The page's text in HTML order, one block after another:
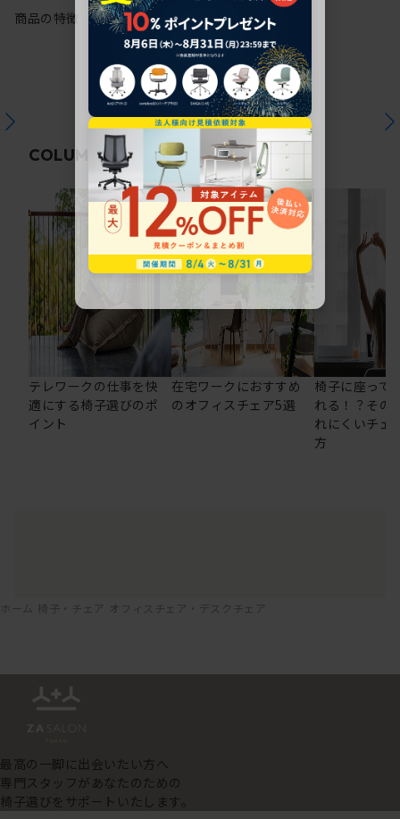
商品の特徴
COLUMN関連コラム
テレワークの仕事を快
適にする椅子選びのポ
イント
在宅ワークにおすすめ
のオフィスチェア5選
椅子に座って
れる！？その
れにくいチェ
方
ホーム 椅子・チェア オフィスチェア・デスクチェア
最高の一脚に出会いたい方へ
専門スタッフがあなたのための
椅子選びをサポートいたします。